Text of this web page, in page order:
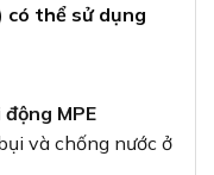
có thể sử dụng
MPE
và chống nước ở